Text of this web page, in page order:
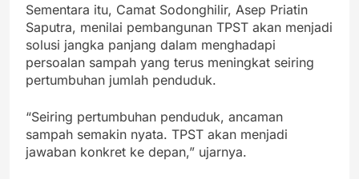
Sementara itu, Camat Sodonghilir, Asep Priatin
Saputra, menilai pembangunan TPST akan menjadi
solusi jangka panjang dalam menghadapi
persoalan sampah yang terus meningkat seiring
pertumbuhan jumlah penduduk.
“Seiring pertumbuhan penduduk, ancaman
sampah semakin nyata. TPST akan menjadi
jawaban konkret ke depan,” ujarnya.